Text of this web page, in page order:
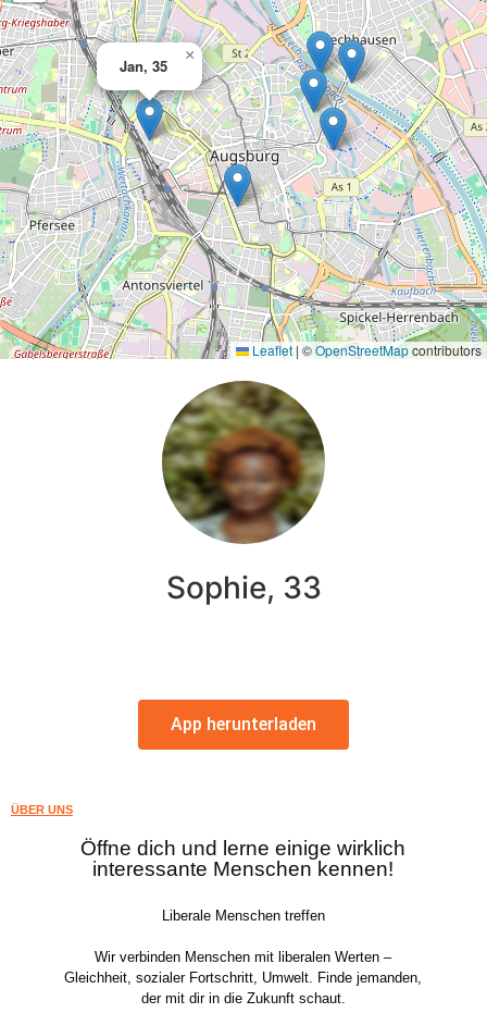
Jan, 35
×
Leaflet | ©OpenStreetMapcontributors
Sophie, 33
App herunterladen
ÜBER UNS
Öffne dich und lerne einige wirklich
interessante Menschen kennen!
Liberale Menschen treffen
Wir verbinden Menschen mit liberalen Werten –
Gleichheit, sozialer Fortschritt, Umwelt. Finde jemanden,
der mit dir in die Zukunft schaut.